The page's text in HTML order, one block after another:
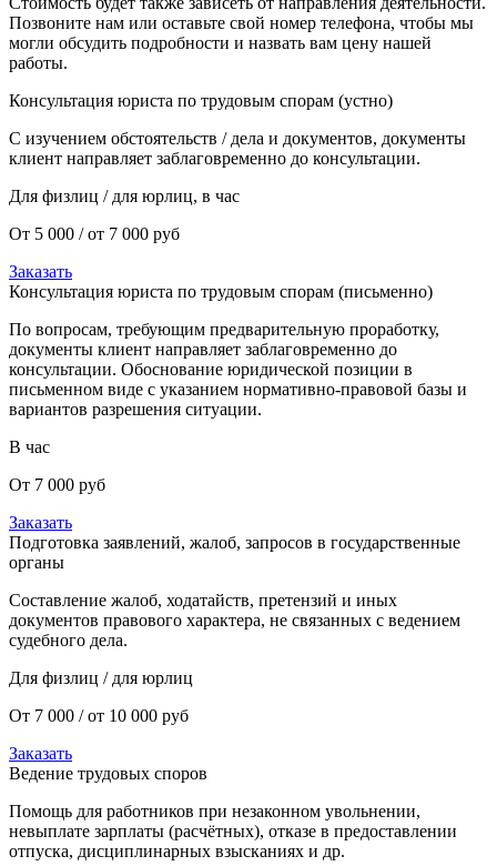
Позвоните нам или оставьте свой номер телефона, чтобы мы
могли обсудить подробности и назвать вам цену нашей
работы.
Консультация юриста по трудовым спорам (устно)
С изучением обстоятельств / дела и документов, документы
клиент направляет заблаговременно до консультации.
Для физлиц / для юрлиц, в час
От 5 000 / от 7 000 руб
Заказать
Консультация юриста по трудовым спорам (письменно)
По вопросам, требующим предварительную проработку,
документы клиент направляет заблаговременно до
консультации. Обоснование юридической позиции в
письменном виде с указанием нормативно-правовой базы и
вариантов разрешения ситуации.
В час
От 7 000 руб
Заказать
Подготовка заявлений, жалоб, запросов в государственные
органы
Составление жалоб, ходатайств, претензий и иных
документов правового характера, не связанных с ведением
судебного дела.
Для физлиц / для юрлиц
От 7 000 / от 10 000 руб
Заказать
Ведение трудовых споров
Помощь для работников при незаконном увольнении,
невыплате зарплаты (расчётных), отказе в предоставлении
отпуска, дисциплинарных взысканиях и др.